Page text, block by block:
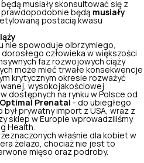
będą musiały skonsultować się z
prawdopodobnie będą musiały
postacią kwasu
nie spowoduje olbrzymiego,
człowieka w większości
faz rozwojowych ciąży
może mieć trwałe konsekwencje
krytycznym okresie rozważyć
wysokojakościowej
dostępnych na rynku w Polsce od
Optimal Prenatal - do ubiegłego
prywatny import z USA, wraz z
sklep w Europie wprowadziliśmy
Health.
właśnie dla kobiet w
żelazo, chociaż nie jest to
mięso oraz podroby.